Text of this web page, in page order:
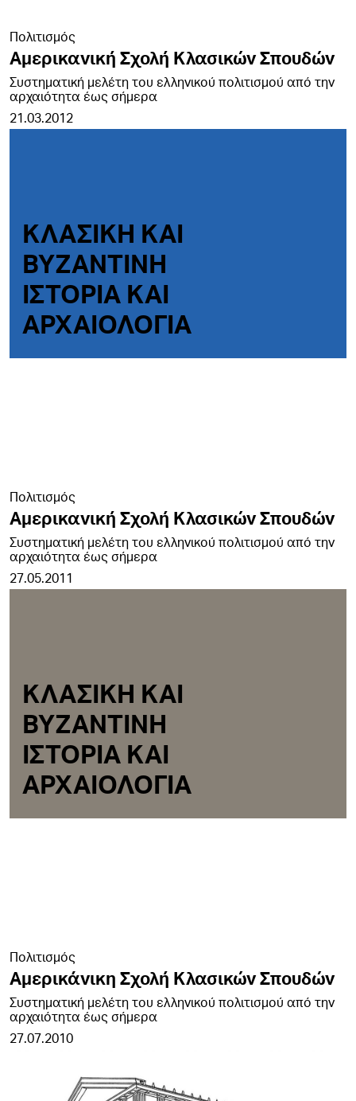
Πολιτισμός
Αμερικανική Σχολή Κλασικών Σπουδών
Συστηματική μελέτη του ελληνικού πολιτισμού από την
αρχαιότητα έως σήμερα
21.03.2012
ΚΛΑΣΙΚΗ ΚΑΙ
ΒΥΖΑΝΤΙΝΗ
ΙΣΤΟΡΙΑ ΚΑΙ
ΑΡΧΑΙΟΛΟΓΙΑ
Πολιτισμός
Αμερικανική Σχολή Κλασικών Σπουδών
Συστηματική μελέτη του ελληνικού πολιτισμού από την
αρχαιότητα έως σήμερα
27.05.2011
ΚΛΑΣΙΚΗ ΚΑΙ
ΒΥΖΑΝΤΙΝΗ
ΙΣΤΟΡΙΑ ΚΑΙ
ΑΡΧΑΙΟΛΟΓΙΑ
Πολιτισμός
Αμερικάνικη Σχολή Κλασικών Σπουδών
Συστηματική μελέτη του ελληνικού πολιτισμού από την
αρχαιότητα έως σήμερα
27.07.2010